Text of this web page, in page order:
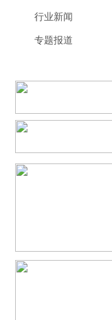
行业新闻
专题报道